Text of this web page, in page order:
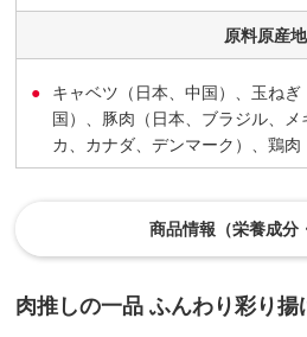
原料原産地
キャベツ（日本、中国）、玉ね
国）、豚肉（日本、ブラジル、
カ、カナダ、デンマーク）、鶏肉
商品情報（栄養成分
肉推しの一品 ふんわり彩り揚